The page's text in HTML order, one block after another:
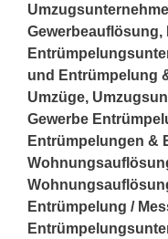
und Entrümpelung
Umzüge,
Gewerbe
Entrümpelungen &
Entrümpelung /